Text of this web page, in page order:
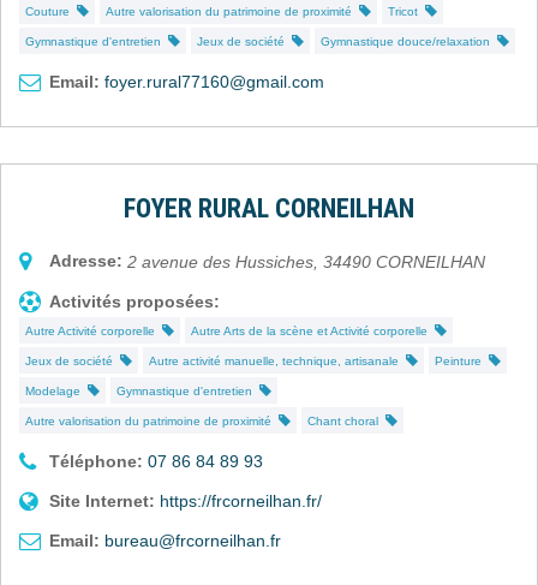
Couture Autre valorisation du patrimoine de proximité Tricot
Gymnastique d'entretien Jeux de société Gymnastique douce/relaxation
Email: foyer.rural77160@gmail.com
FOYER RURAL CORNEILHAN
Adresse: 2 avenue des Hussiches 34490 CORNEILHAN
Activités proposées:
Autre Activité corporelle Autre Arts de la scène et Activité corporelle
Jeux de société Autre activité manuelle, technique, artisanale Peinture
Modelage Gymnastique d'entretien
Autre valorisation du patrimoine de proximité Chant choral
Téléphone: 07 86 84 89 93
Site Internet: https://frcorneilhan.fr/
Email: bureau@frcorneilhan.fr